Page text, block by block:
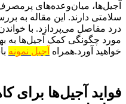
آجیل‌ها، میان‌وعده‌های
سلامتی دارند. این مقاله به
درد مفاصل می‌پردازد. با
مورد چگونگی کمک آجیل‌ها
خواهید آورد.همراه آجیل نمونه
فواید آجیل‌ها برای